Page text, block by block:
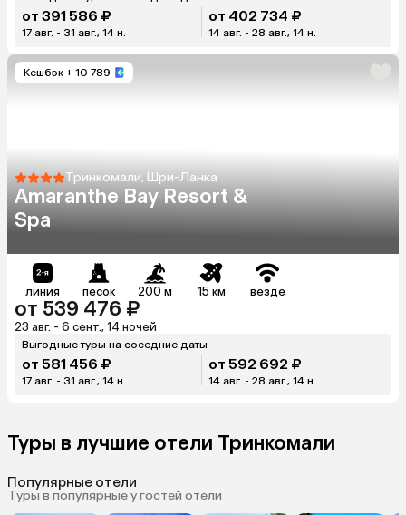
от 391 586 ₽
17 авг. - 31 авг., 14 н.
от 402 734 ₽
14 авг. - 28 авг., 14 н.
Кешбэк + 10 789
Тринкомали, Шри-Ланка
Amaranthe Bay Resort &
Spa
линия песок 200 м 15 км везде
от 539 476 ₽
23 авг. - 6 сент., 14 ночей
Выгодные туры на соседние даты
от 581 456 ₽
17 авг. - 31 авг., 14 н.
от 592 692 ₽
14 авг. - 28 авг., 14 н.
Туры в лучшие отели Тринкомали
Популярные отели
Туры в популярные у гостей отели